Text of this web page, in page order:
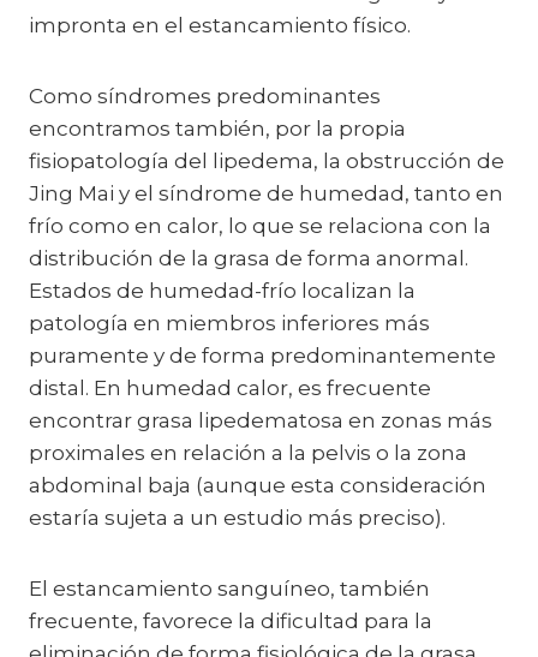
impronta en el estancamiento físico.
Como síndromes predominantes
encontramos también, por la propia
fisiopatología del lipedema, la obstrucción de
Jing Mai y el síndrome de humedad, tanto en
frío como en calor, lo que se relaciona con la
distribución de la grasa de forma anormal.
Estados de humedad-frío localizan la
patología en miembros inferiores más
puramente y de forma predominantemente
distal. En humedad calor, es frecuente
encontrar grasa lipedematosa en zonas más
proximales en relación a la pelvis o la zona
abdominal baja (aunque esta consideración
estaría sujeta a un estudio más preciso).
El estancamiento sanguíneo, también
frecuente, favorece la dificultad para la